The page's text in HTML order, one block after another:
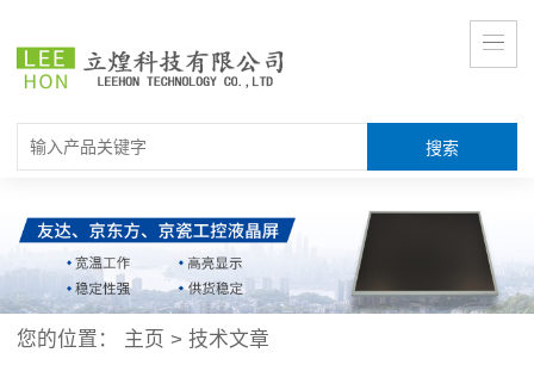
您的位置： 主页 > 技术文章